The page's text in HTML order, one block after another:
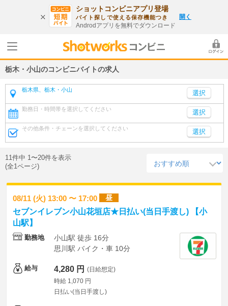
ショットコンビニアプリ登場
バイト探しで使える保存機能つき
Androdアプリを無料でダウンロード
開く
栃木・小山のコンビニバイトの求人
栃木県、栃木・小山
勤務日・時間帯を選択してください 選択
その他条件・チェーンを選択してください 選択
11件中 1〜20件を表示
(全1ページ)
08/11 (火) 13:00 〜 17:00 昼
セブンイレブン小山花垣店★日払い(当日手渡し) 【小
山駅】
勤務地
小山駅 徒歩 16分
思川駅 バイク・車 10分
給与 4,280 円 (日給想定)
時給 1,070 円
日払い(当日手渡し)